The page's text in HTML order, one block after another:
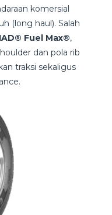
komersial
(long haul). Salah
Fuel Max®,
dan pola rib
traksi sekaligus